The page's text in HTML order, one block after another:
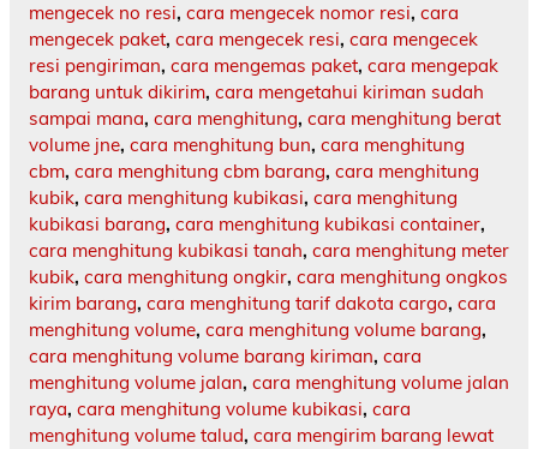
mengecek no resi, cara mengecek nomor resi, cara
mengecek paket, cara mengecek resi, cara mengecek
resi pengiriman, cara mengemas paket, cara mengepak
barang untuk dikirim, cara mengetahui kiriman sudah
sampai mana, cara menghitung, cara menghitung berat
volume jne, cara menghitung bun, cara menghitung
cbm, cara menghitung cbm barang, cara menghitung
kubik, cara menghitung kubikasi, cara menghitung
kubikasi barang, cara menghitung kubikasi container,
cara menghitung kubikasi tanah, cara menghitung meter
kubik, cara menghitung ongkir, cara menghitung ongkos
kirim barang, cara menghitung tarif dakota cargo, cara
menghitung volume, cara menghitung volume barang,
cara menghitung volume barang kiriman, cara
menghitung volume jalan, cara menghitung volume jalan
raya, cara menghitung volume kubikasi, cara
menghitung volume talud, cara mengirim barang lewat